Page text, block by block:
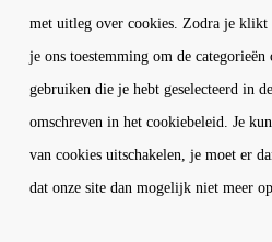
met uitleg over cookies. Zodra je klikt
je ons toestemming om de categorieën
gebruiken die je hebt geselecteerd in
omschreven in het cookiebeleid. Je
van cookies uitschakelen, je moet er
dat onze site dan mogelijk niet meer